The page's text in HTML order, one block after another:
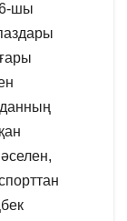
шы